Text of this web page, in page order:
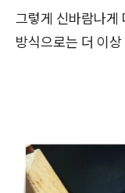
그렇게 신바람나게
방식으로는 더 이